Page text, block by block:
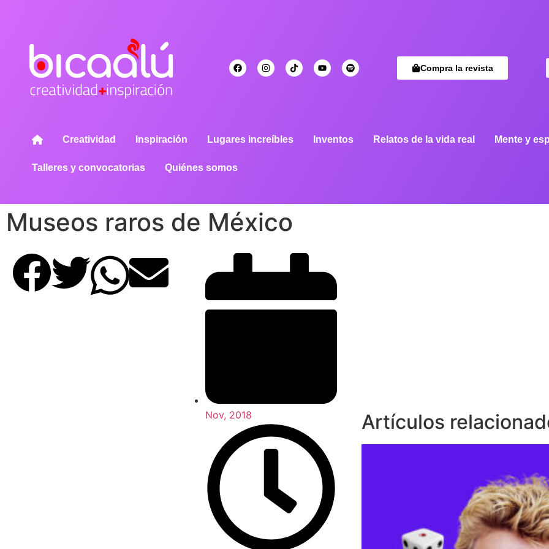
Compra la revista
Creatividad Inspiración Lugares increíbles Inventos Relatos de la vida real Mente y
Talleres y convocatorias Quiénes somos
Museos raros de México
Nov, 2018 Artículos